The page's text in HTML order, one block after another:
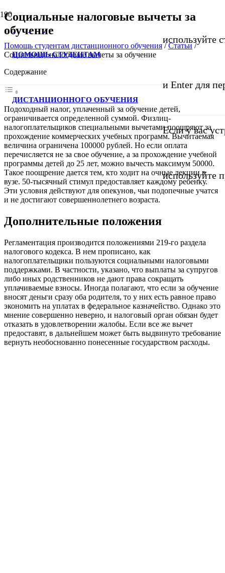
ПОМОЩЬ СТУДЕНТАМ
ДИСТАНЦИОННОГО ОБУЧЕНИЯ
используйте
и Enter для
Если у вас
используйте
Социальные налоговые вычеты за
обучение
Помощь студентам дистанционного обучения/Статьи/
Социальные налоговые вычеты за обучение
Содержание
Подоходный налог, уплаченный за обучение детей,
ограничивается определенной суммой. Физлиц-
налогоплательщиков специальными вычетами поощряют за
прохождение коммерческих учебных программ. Вычитаемая
величина ограничена 100000 рублей. Но если оплата
перечисляется не за свое обучение, а за прохождение учебной
программы детей до 25 лет, можно вычесть максимум 50000.
Такое поощрение дается тем, кто ходит на очные лекции в
вузе. 50-тысячный стимул предоставляет каждому ребенку.
Эти условия действуют для опекунов, чьи подопечные учатся
и не достигают совершеннолетнего возраста.
Дополнительные положения
Регламентация производится положениями 219-го раздела
налогового кодекса. В нем прописано, как
налогоплательщики пользуются социальными налоговыми
поддержками. В частности, указано, что выплаты за супругов
либо иных родственников не дают права сокращать
уплачиваемые взносы. Иногда полагают, что если за обучение
вносят деньги сразу оба родителя, то у них есть равное право
экономить на уплатах в федеральное казначейство. Однако это
мнение совершенно неверно, и налоговый орган обязан будет
отказать в удовлетворении жалобы. Если все же вычет
предоставят, в дальнейшем может быть выдвинуто требование
вернуть необоснованно понесенные государством расходы.